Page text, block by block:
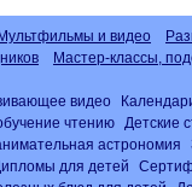
Мультфильмы и видео
Мастер-классы,
видео
чтению Детские
астрономия
для детей